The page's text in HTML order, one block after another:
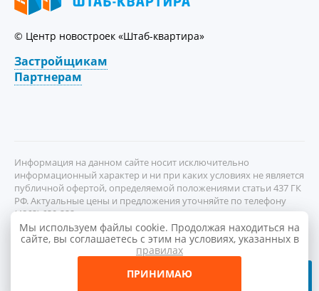
© Центр новостроек «Штаб-квартира»
Застройщикам
Партнерам
Информация на данном сайте носит исключительно
информационный характер и ни при каких условиях не является
публичной офертой, определяемой положениями статьи 437 ГК
РФ. Актуальные цены и предложения уточняйте по телефону
(4862) 630-222
Отправляя любую форму на сайте, вы соглашаетесь с
Мы используем файлы cookie. Продолжая находиться на
сайте, вы соглашаетесь с этим на условиях, указанных в
правилах
ПРИНИМАЮ
Ольга Васильева